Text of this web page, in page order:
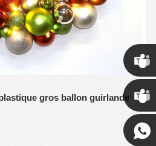
gros ballon guirlande
Chris
Kenny